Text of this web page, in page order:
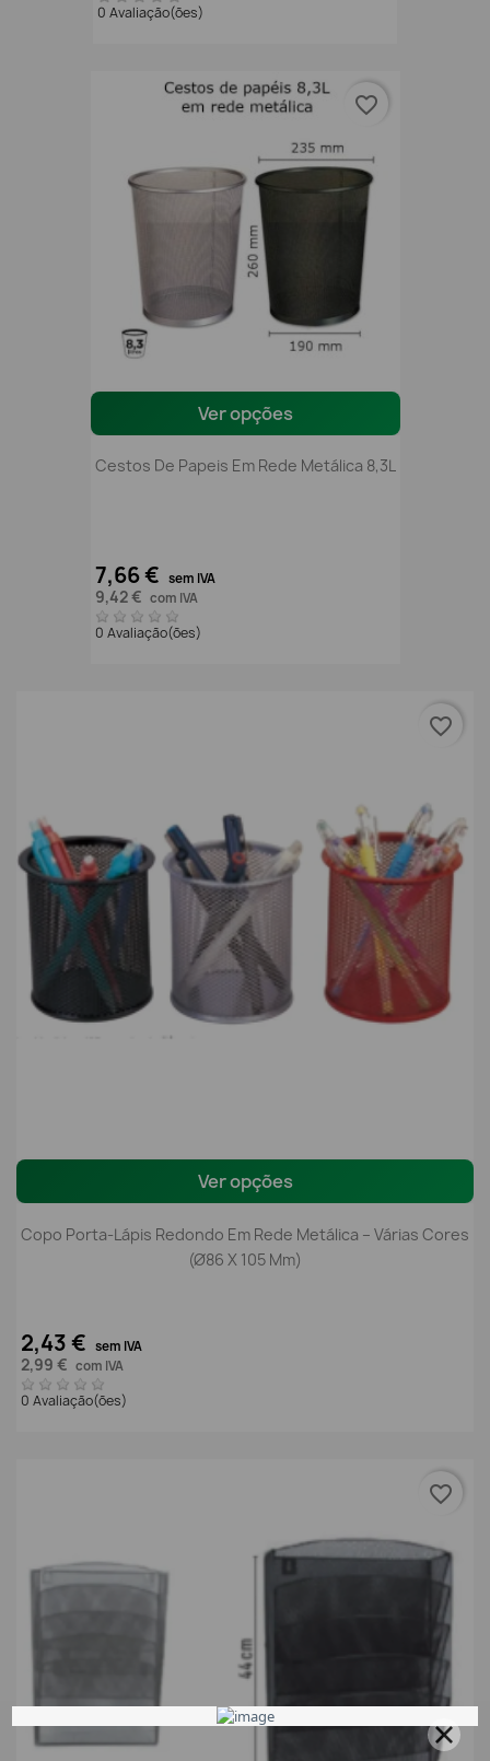
0 Avaliação(ões)
Ver opções
Cestos De Papeis Em Rede Metálica 8,3L
7,66 € sem IVA
9,42 € com IVA
0 Avaliação(ões)
favorite_border
Ver opções
Copo Porta-Lápis Redondo Em Rede Metálica – Várias Cores
(Ø86 X 105 Mm)
2,43 € sem IVA
2,99 € com IVA
0 Avaliação(ões)
favorite_border
favorite_border